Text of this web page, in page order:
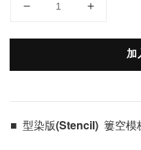
加
■  型染版(Stencil)  簍空